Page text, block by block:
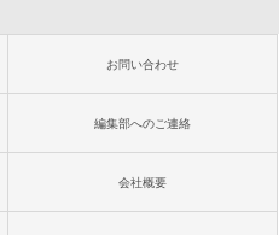
お問い合わせ
編集部へのご連絡
会社概要